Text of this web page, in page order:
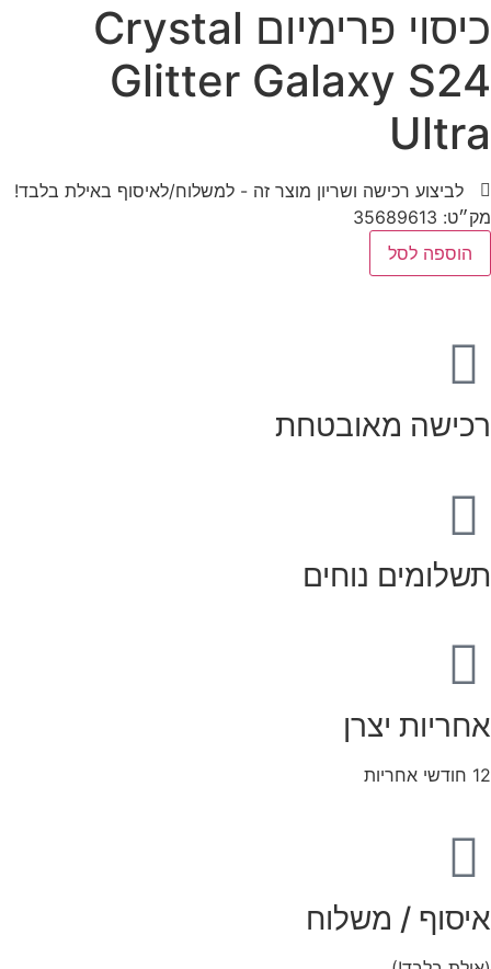
כיסוי פרימיום Crystal
Glitter Galaxy S24
Ultra
לביצוע רכישה ושריון מוצר זה - למשלוח/לאיסוף באילת בלבד!
מק״ט: 35689613
הוספה לסל
רכישה מאובטחת
תשלומים נוחים
אחריות יצרן
12 חודשי אחריות
איסוף / משלוח